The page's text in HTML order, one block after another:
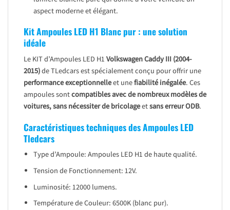
aspect moderne et élégant.
Kit Ampoules LED H1 Blanc pur : une solution
idéale
Le KIT d’Ampoules LED H1 Volkswagen Caddy III (2004-
2015)de TLedcars est spécialement conçu pour offrir une
performance exceptionnelleet unefiabilité inégalée. Ces
ampoules sontcompatibles avec de nombreux modèles de
voitures, sans nécessiter de bricolageetsans erreur ODB.
Caractéristiques techniques des Ampoules LED
Tledcars
Type d’Ampoule: Ampoules LED H1 de haute qualité.
Tension de Fonctionnement: 12V.
Luminosité: 12000 lumens.
Température de Couleur: 6500K (blanc pur).